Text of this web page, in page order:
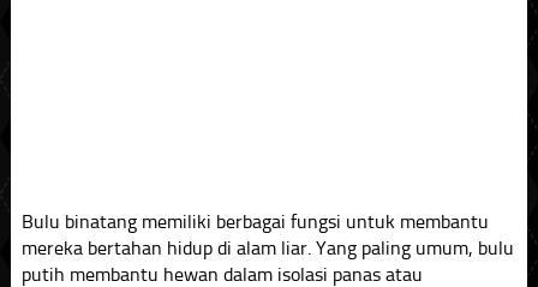
Bulu binatang memiliki berbagai fungsi untuk membantu
mereka bertahan hidup di alam liar. Yang paling umum, bulu
putih membantu hewan dalam isolasi panas atau